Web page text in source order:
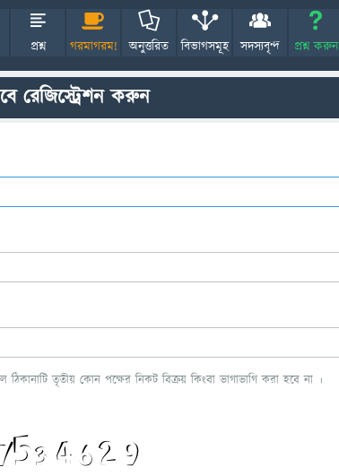
প্রশ্ন গরমাগরম! অনুত্তরিত বিভাগসমূহ সদস্যবৃন্দ প্রশ্ন করুন
রেজিস্ট্রেশন করুন
তৃতীয় কোন পক্ষের নিকট বিক্রয় কিংবা ভাগাভাগি করা হবে না ।